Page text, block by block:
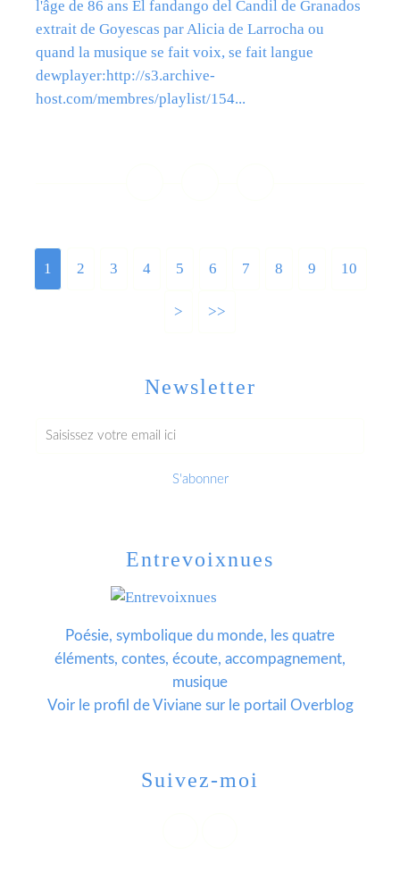
l'âge de 86 ans El fandango del Candil de Granados
extrait de Goyescas par Alicia de Larrocha ou
quand la musique se fait voix, se fait langue
dewplayer:http://s3.archive-
host.com/membres/playlist/154...
1 2 3 4 5 6 7 8 9 10
> >>
Newsletter
Entrevoixnues
Poésie, symbolique du monde, les quatre
éléments, contes, écoute, accompagnement,
musique
Voir le profil deVivianesur le portail Overblog
Suivez-moi